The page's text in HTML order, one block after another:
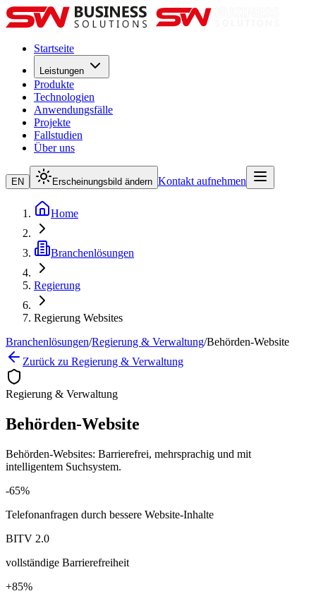
Startseite
Leistungen
Produkte
Technologien
Anwendungsfälle
Projekte
Fallstudien
Über uns
EN Erscheinungsbild ändern Kontakt aufnehmen
Home
Branchenlösungen
Regierung
Regierung Websites
Branchenlösungen/Regierung & Verwaltung/Behörden-Website
Zurück zu Regierung & Verwaltung
Regierung & Verwaltung
Behörden-Website
Behörden-Websites: Barrierefrei, mehrsprachig und mit
intelligentem Suchsystem.
-65%
Telefonanfragen durch bessere Website-Inhalte
BITV 2.0
vollständige Barrierefreiheit
+85%